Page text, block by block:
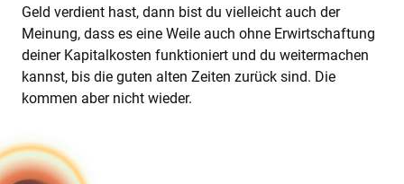
Geld verdient hast, dann bist du vielleicht auch der
Meinung, dass es eine Weile auch ohne Erwirtschaftung
deiner Kapitalkosten funktioniert und du weitermachen
kannst, bis die guten alten Zeiten zurück sind. Die
kommen aber nicht wieder.